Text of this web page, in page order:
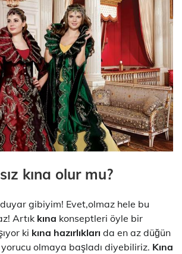
kına olur mu?
gibiyim! Evet,olmaz hele bu
Artık kına konseptleri öyle bir
ki kına hazırlıkları da en az düğün
yorucu olmaya başladı diyebiliriz. Kına